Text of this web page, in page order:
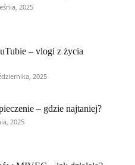
2025
– vlogi z życia
2025
– gdzie najtaniej?
2025